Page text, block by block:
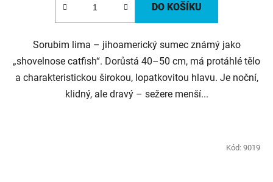
DO KOŠÍKU
Sorubim lima – jihoamerický sumec známý jako
„shovelnose catfish“. Dorůstá 40–50 cm, má protáhlé tělo
a charakteristickou širokou, lopatkovitou hlavu. Je noční,
klidný, ale dravý – sežere menší...
Kód: 9019